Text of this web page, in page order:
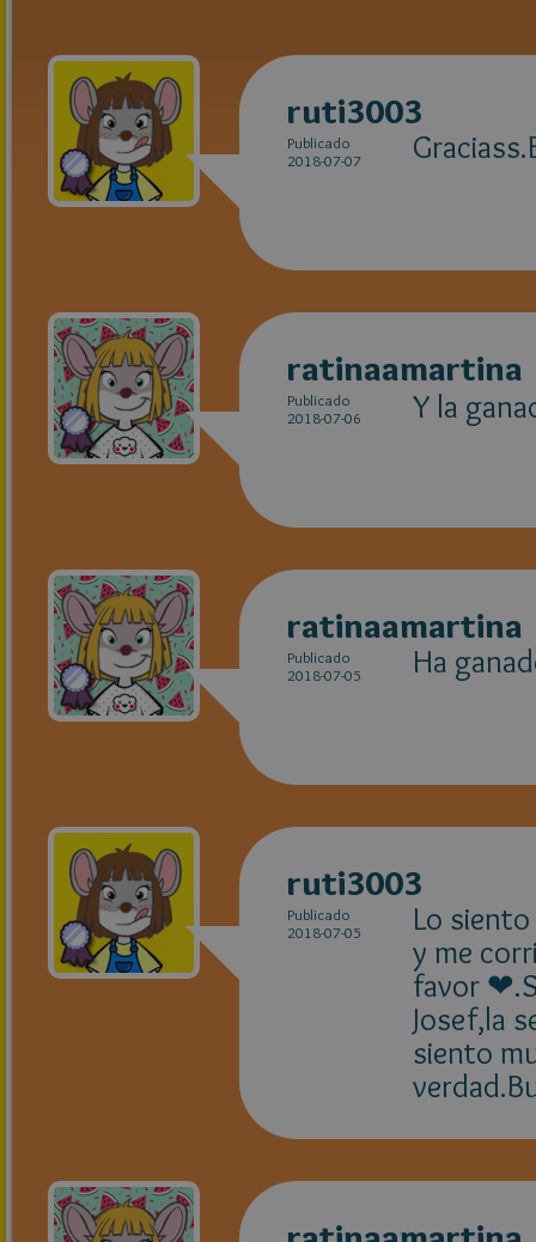
ruti3003
Publicado
2018-07-07
ratinaamartina
Publicado
2018-07-06
Y la
ratinaamartina
Publicado
2018-07-05
Ha
ruti3003
Publicado
2018-07-05
Lo
y me
favor
Josef,la
siento